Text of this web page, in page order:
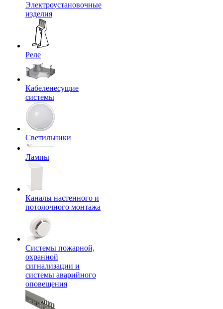
Электроустановочные
изделия
Реле
Кабеленесущие
системы
Светильники
Лампы
Каналы настенного и
потолочного монтажа
Системы пожарной,
охранной
сигнализации и
системы аварийного
оповещения